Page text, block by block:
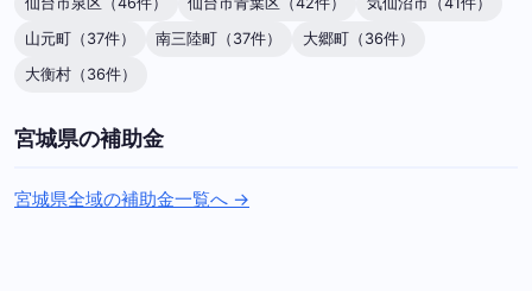
山元町（37件）
南三陸町（37件）
大郷町（36件）
大衡村（36件）
宮城県の補助金
宮城県全域の補助金一覧へ →